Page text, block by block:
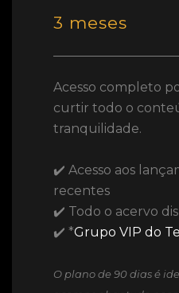
3 meses
Acesso completo
curtir todo o
tranquilidade.
✔️ Acesso aos
recentes
✔️ Todo o acervo
✔️ *Grupo VIP do
O plano de 90 dias é